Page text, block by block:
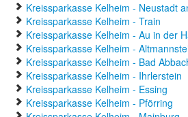
Kreissparkasse Kelheim - Neustadt
Kreissparkasse Kelheim - Train
Kreissparkasse Kelheim - Au in der
Kreissparkasse Kelheim -
Kreissparkasse Kelheim - Bad
Kreissparkasse Kelheim - Ihrlerstein
Kreissparkasse Kelheim - Essing
Kreissparkasse Kelheim - Pförring